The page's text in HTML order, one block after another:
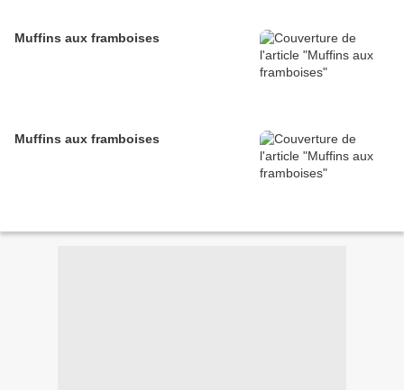
Muffins aux framboises
Muffins aux framboises